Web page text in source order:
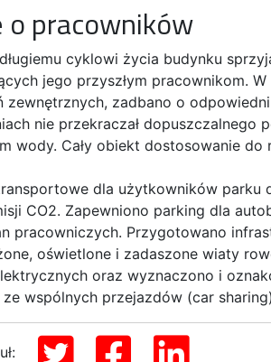
o pracowników
cyklowi życia budynku
jego przyszłym pracownikom.
zewnętrznych, zadbano o
nie przekraczał dopuszczalnego
wody. Cały obiekt dostosowanie
dla użytkowników parku
CO2. Zapewniono parking dla
pracowniczych. Przygotowano
oświetlone i zadaszone wiaty
oraz wyznaczono i
wspólnych przejazdów (car